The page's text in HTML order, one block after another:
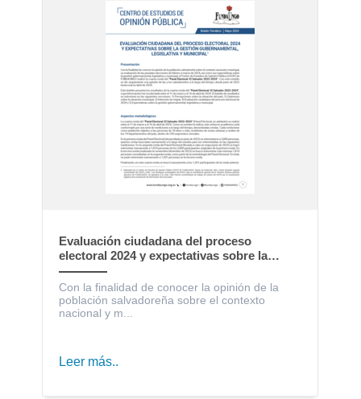
Evaluación ciudadana del proceso
electoral 2024 y expectativas sobre la
gestión gubernamental, legislativa y
municipal
Con la finalidad de conocer la opinión de la
población salvadoreña sobre el contexto
nacional y m...
Leer más..